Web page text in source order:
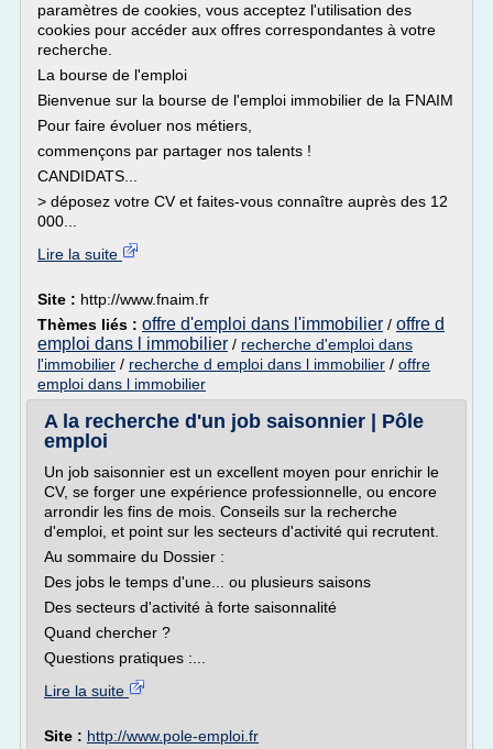
paramètres de cookies, vous acceptez l'utilisation des
cookies pour accéder aux offres correspondantes à votre
recherche.
La bourse de l'emploi
Bienvenue sur la bourse de l'emploi immobilier de la FNAIM
Pour faire évoluer nos métiers,
commençons par partager nos talents !
CANDIDATS...
> déposez votre CV et faites-vous connaître auprès des 12
000...
Lire la suite
Site : http://www.fnaim.fr
Thèmes liés : offre d'emploi dans l'immobilier / offre d
emploi dans l immobilier / recherche d'emploi dans
l'immobilier / recherche d emploi dans l immobilier / offre
emploi dans l immobilier
A la recherche d'un job saisonnier | Pôle
emploi
Un job saisonnier est un excellent moyen pour enrichir le
CV, se forger une expérience professionnelle, ou encore
arrondir les fins de mois. Conseils sur la recherche
d'emploi, et point sur les secteurs d'activité qui recrutent.
Au sommaire du Dossier :
Des jobs le temps d'une... ou plusieurs saisons
Des secteurs d'activité à forte saisonnalité
Quand chercher ?
Questions pratiques :...
Lire la suite
Site : http://www.pole-emploi.fr